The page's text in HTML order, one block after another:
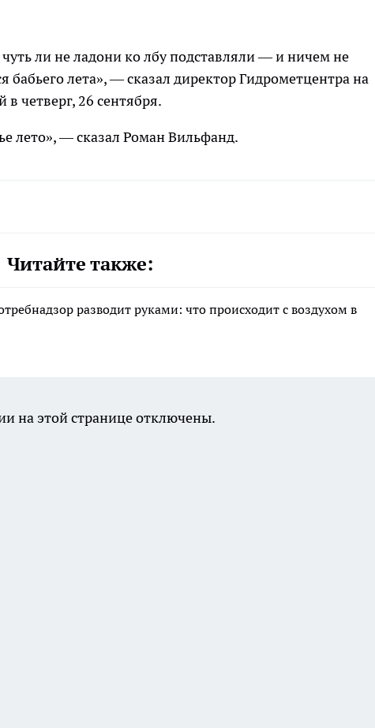
ли не ладони ко лбу подставляли — и ничем не
бабьего лета», — сказал директор Гидрометцентра на
четверг, 26 сентября.
лето», — сказал Роман Вильфанд.
Читайте также:
разводит руками: что происходит с воздухом в
на этой странице отключены.